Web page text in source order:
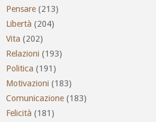
Pensare (213)
Libertà (204)
Vita (202)
Relazioni (193)
Politica (191)
Motivazioni (183)
Comunicazione (183)
Felicità (181)